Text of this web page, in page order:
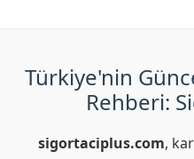
Türkiye'nin
Rehberi:
sigortaciplus.com,